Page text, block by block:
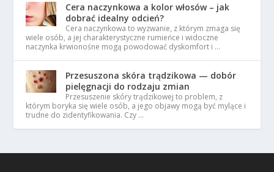
Cera naczynkowa a kolor włosów – jak
dobrać idealny odcień?
Cera naczynkowa to wyzwanie, z którym zmaga się
wiele osób, a jej charakterystyczne rumieńce i widoczne
naczynka krwionośne mogą powodować dyskomfort i …
Przesuszona skóra trądzikowa — dobór
pielęgnacji do rodzaju zmian
Przesuszenie skóry trądzikowej to problem, z
którym boryka się wiele osób, a jego objawy mogą być mylące i
trudne do zidentyfikowania. Czy …